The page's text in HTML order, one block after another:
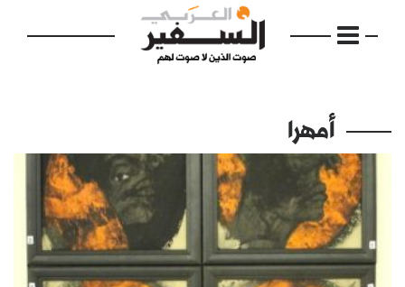
الرئيسية
مواضيع
إفتتاحية
أمهرا